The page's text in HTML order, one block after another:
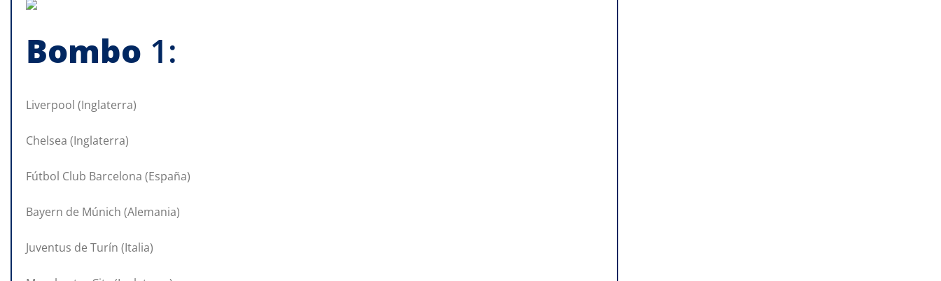
Bombo 1:
Liverpool (Inglaterra)
Chelsea (Inglaterra)
Fútbol Club Barcelona (España)
Bayern de Múnich (Alemania)
Juventus de Turín (Italia)